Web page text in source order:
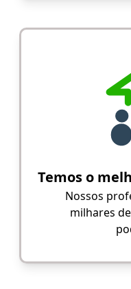
Temos o
Nossos
milhares